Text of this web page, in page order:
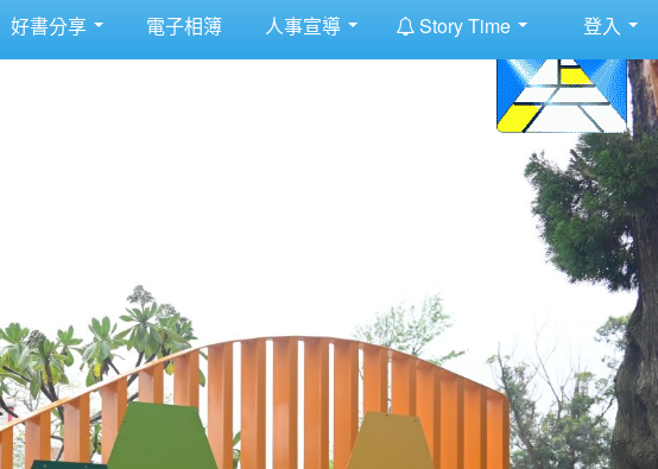
好書分享 電子相簿 人事宣導 Story Time 登入